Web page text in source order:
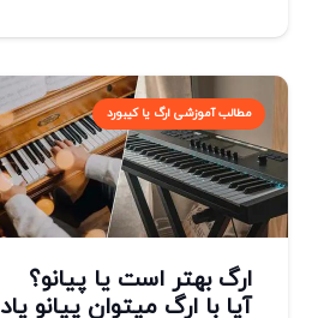
مطالب آموزشی ارگ یا کیبورد
ارگ بهتر است یا پیانو؟
آیا با ارگ میتوان پیانو یاد